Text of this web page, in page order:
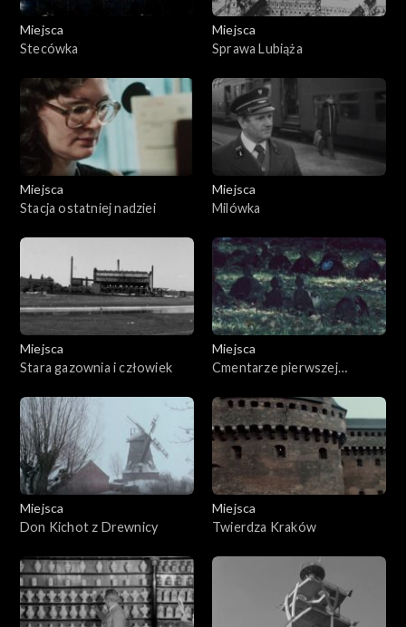
Miejsca
Stecówka
Miejsca
Sprawa Lubiąża
Miejsca
Stacja ostatniej nadziei
Miejsca
Milówka
Miejsca
Stara gazownia i człowiek
Miejsca
Cmentarze pierwszej
Miejsca
Don Kichot z Drewnicy
Miejsca
Twierdza Kraków